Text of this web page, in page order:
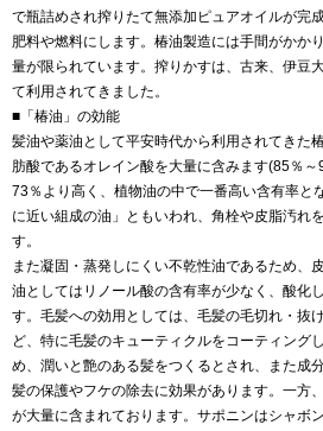
で瓶詰めされ搾りたて無添加ピュアオイルが完
肥料や燃料にします。椿油製造には手間がかか
量が限られています。搾りかすは、古来、伊豆
て利用されてきました。
■「椿油」の効能
髪油や薬油として平安時代から利用されてきた
肪酸であるオレイン酸を大量に含みます(85％
73％より高く、植物油の中で一番高い含有率と
に近い組成の油」ともいわれ、角栓や皮脂汚れ
す。
また凝固・蒸発しにくい不乾性油であるため、
油としてはリノール酸の含有率が少なく、酸化
す。毛髪への効用としては、毛髪の毛切れ・抜
ど、特に毛髪のキューティクルをコーティング
め、潤いと艶のある髪をつくるとされ、また成
髪の保護やフケの除去に効果があります。一方
が大量に含まれております。サポニンはシャボ